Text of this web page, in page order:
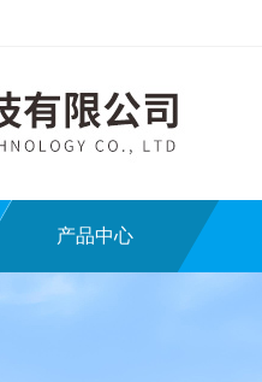
产品中心